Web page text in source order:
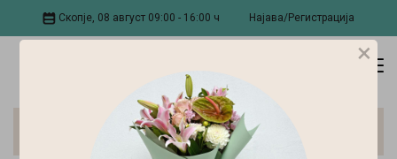
Скопје, 08 август 09:00 - 16:00 ч Најава/Регистрација
Свежо Цвеќе
×